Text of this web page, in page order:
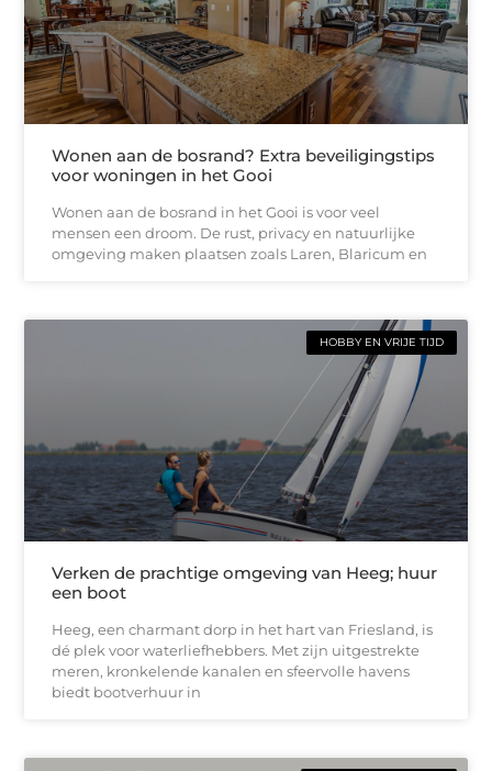
Wonen aan de bosrand? Extra beveiligingstips
voor woningen in het Gooi
Wonen aan de bosrand in het Gooi is voor veel
mensen een droom. De rust, privacy en natuurlijke
omgeving maken plaatsen zoals Laren, Blaricum en
HOBBY EN VRIJE TIJD
Verken de prachtige omgeving van Heeg; huur
een boot
Heeg, een charmant dorp in het hart van Friesland, is
dé plek voor waterliefhebbers. Met zijn uitgestrekte
meren, kronkelende kanalen en sfeervolle havens
biedt bootverhuur in